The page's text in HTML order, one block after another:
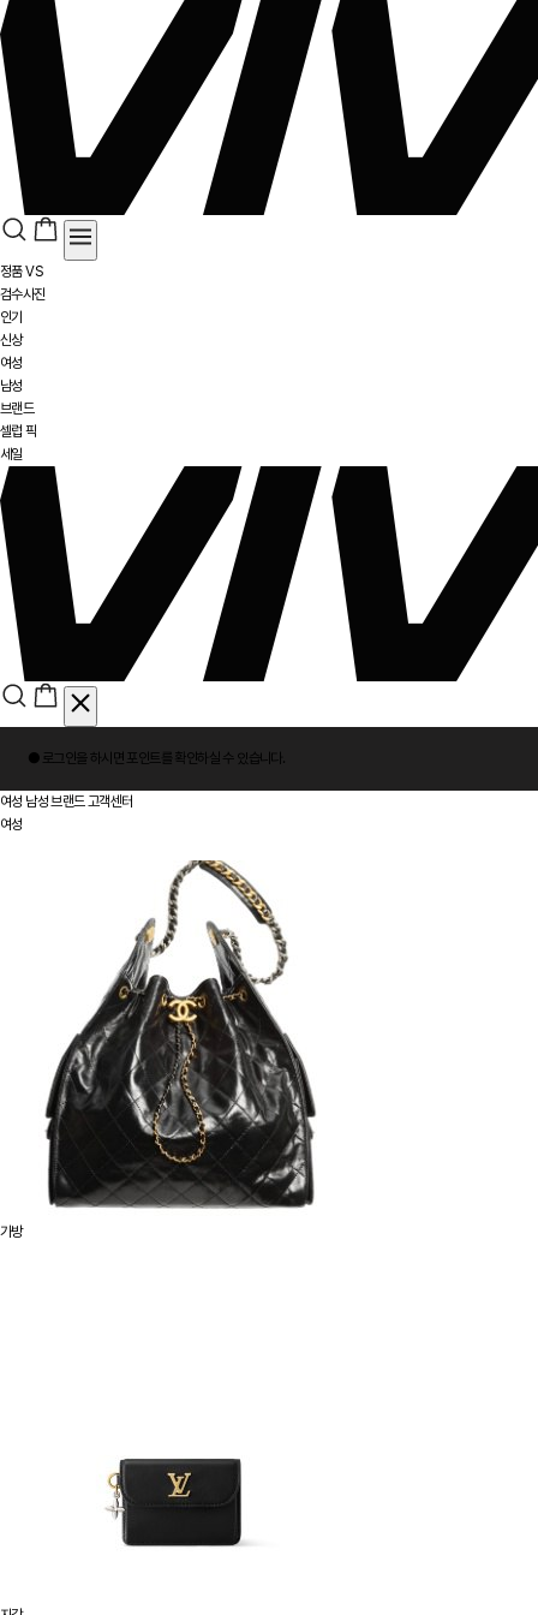
정품 VS
검수사진
인기
신상
여성
남성
브랜드
셀럽 픽
세일
그
인
● 로그인을 하시면 포인트 를 확인하실 수 있습니다.
여성 남성 브랜드 고객센터
여성
가방